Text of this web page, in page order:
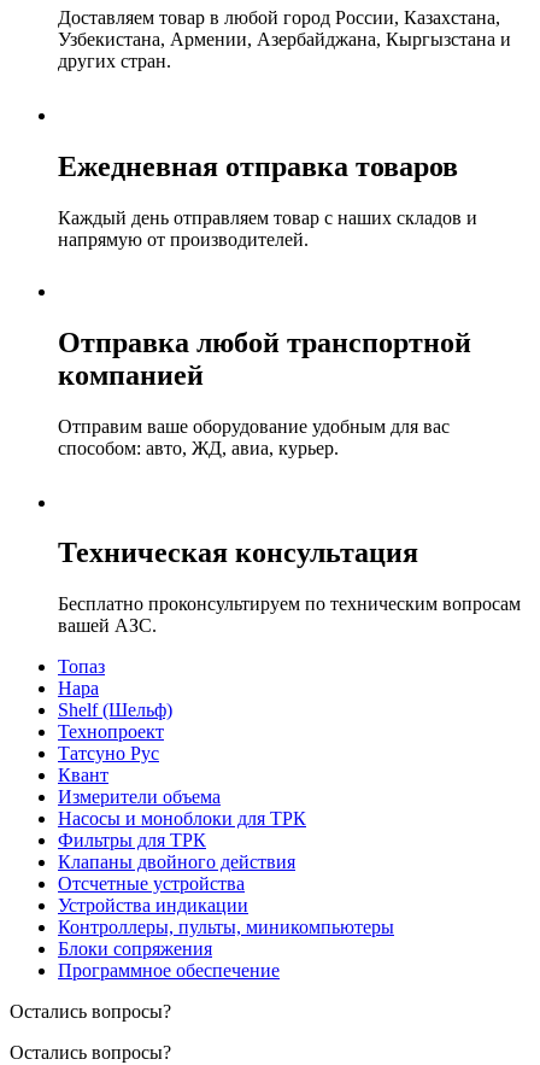
Доставляем товар в любой город России, Казахстана,
Узбекистана, Армении, Азербайджана, Кыргызстана и
других стран.
Ежедневная отправка товаров
Каждый день отправляем товар с наших складов и
напрямую от производителей.
Отправка любой транспортной
компанией
Отправим ваше оборудование удобным для вас
способом: авто, ЖД, авиа, курьер.
Техническая консультация
Бесплатно проконсультируем по техническим вопросам
вашей АЗС.
Топаз
Нара
Shelf (Шельф)
Технопроект
Татсуно Рус
Квант
Измерители объема
Насосы и моноблоки для ТРК
Фильтры для ТРК
Клапаны двойного действия
Отсчетные устройства
Устройства индикации
Контроллеры, пульты, миникомпьютеры
Блоки сопряжения
Программное обеспечение
Остались вопросы?
Остались вопросы?